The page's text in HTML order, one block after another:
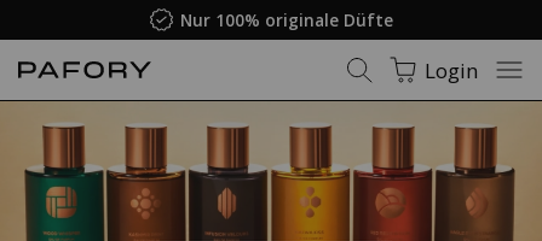
Nur 100% originale Düfte
Login